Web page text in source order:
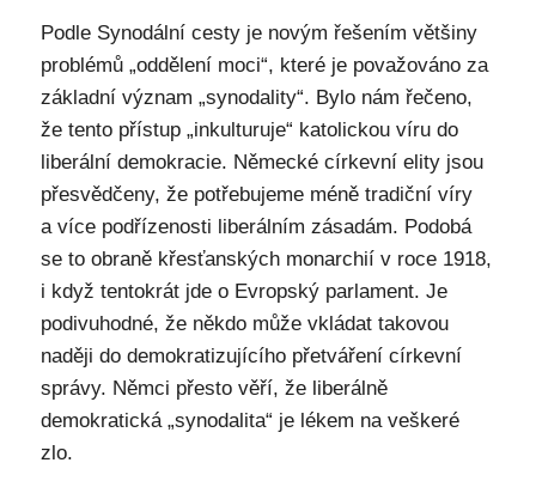
Podle Synodální cesty je novým řešením většiny
problémů „oddělení moci“, které je považováno za
základní význam „synodality“. Bylo nám řečeno,
že tento přístup „inkulturuje“ katolickou víru do
liberální demokracie. Německé církevní elity jsou
přesvědčeny, že potřebujeme méně tradiční víry
a více podřízenosti liberálním zásadám. Podobá
se to obraně křesťanských monarchií v roce 1918,
i když tentokrát jde o Evropský parlament. Je
podivuhodné, že někdo může vkládat takovou
naději do demokratizujícího přetváření církevní
správy. Němci přesto věří, že liberálně
demokratická „synodalita“ je lékem na veškeré
zlo.